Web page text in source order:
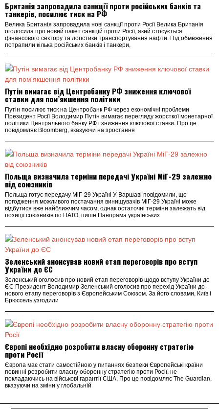
Британія запровадила санкції проти російських банків та
танкерів, посилює тиск на РФ
Велика Британія запровадила нові санкції проти Росії Велика Британія
оголосила про новий пакет санкцій проти Росії, який стосується
фінансового сектору та логістики транспортування нафти. Під обмеження
потрапили кілька російських банків і танкери,
Путін вимагає від Центробанку РФ зниження ключової
ставки для пом’якшення політики
Путін посилює тиск на Центробанк РФ через економічні проблеми
Президент Росії Володимир Путін вимагає перегляду жорсткої монетарної
політики Центрального банку РФ і зниження ключової ставки. Про це
повідомляє Bloomberg, вказуючи на зростання
Польща визначила терміни передачі Україні МіГ-29 залежно
від союзників
Польща готує передачу МіГ-29 Україні У Варшаві повідомили, що
погодження можливого постачання винищувачів МіГ-29 Україні може
відбутися вже найближчим часом, однак остаточні терміни залежать від
позиції союзників по НАТО, пише Панорама українських
Зеленський анонсував новий етап переговорів про вступ
України до ЄС
Зеленський оголосив про новий етап переговорів щодо вступу України до
ЄС Президент Володимир Зеленський оголосив про перехід України до
нового етапу переговорів з Європейським Союзом. За його словами, Київ і
Брюссель узгодили
Європі необхідно розробити власну оборонну стратегію
проти Росії
Європа має стати самостійною у питаннях безпеки Європейські країни
повинні розробити власну оборонну стратегію проти Росії, не
покладаючись на військові гарантії США. Про це повідомляє The Guardian,
вказуючи на зміни у глобальній